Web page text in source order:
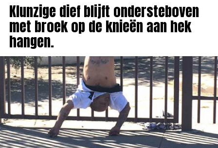
Klunzige dief blijft ondersteboven
met broek op de knieën aan hek
hangen.